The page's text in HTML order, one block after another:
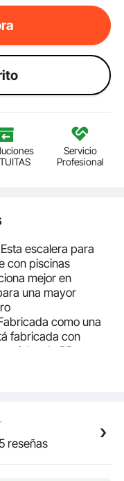
Servicio
Profesional
escalera para
con piscinas
mejor en
una mayor
como una
fabricada con
de PP
construcción
para piscinas
y patas de
reseñas